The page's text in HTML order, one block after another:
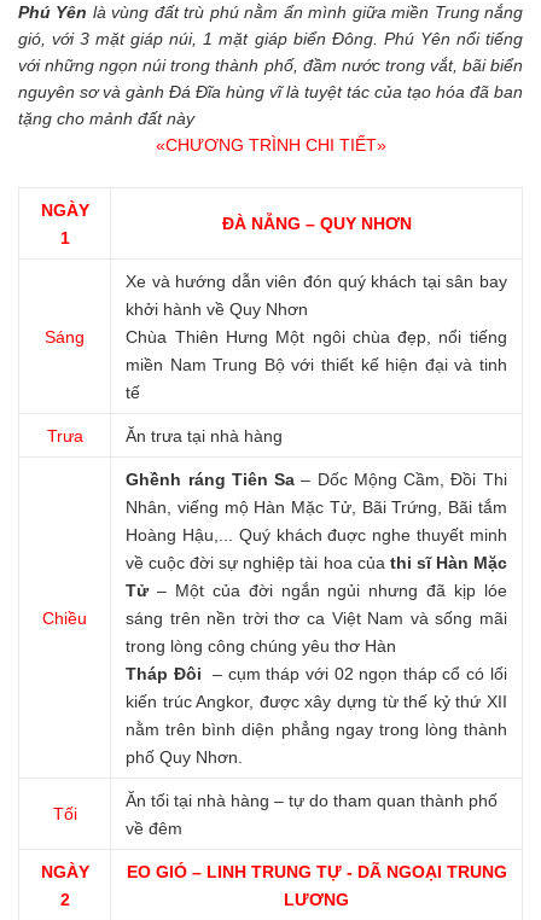
Phú Yên là vùng đất trù phú nằm ẩn mình giữa miền Trung nắng
gió, với 3 mặt giáp núi, 1 mặt giáp biển Đông. Phú Yên nổi tiếng
với những ngọn núi trong thành phố, đầm nước trong vắt, bãi biển
nguyên sơ và gành Đá Đĩa hùng vĩ là tuyệt tác của tạo hóa đã ban
tặng cho mảnh đất này
«CHƯƠNG TRÌNH CHI TIẾT»
NGÀY
1
ĐÀ NẴNG – QUY NHƠN
Sáng
Xe và hướng dẫn viên đón quý khách tại sân bay
khởi hành về Quy Nhơn
Chùa Thiên Hưng Một ngôi chùa đẹp, nổi tiếng
miền Nam Trung Bộ với thiết kế hiện đại và tinh
tế
Trưa Ăn trưa tại nhà hàng
Chiều
Ghềnh ráng Tiên Sa – Dốc Mộng Cầm, Đồi Thi
Nhân, viếng mộ Hàn Mặc Tử, Bãi Trứng, Bãi tắm
Hoàng Hậu,... Quý khách đuợc nghe thuyết minh
về cuộc đời sự nghiệp tài hoa của thi sĩ Hàn Mặc
Tử– Một của đời ngắn ngủi nhưng đã kịp lóe
sáng trên nền trời thơ ca Việt Nam và sống mãi
trong lòng công chúng yêu thơ Hàn
Tháp Đôi – cụm tháp với 02 ngọn tháp cổ có lối
kiến trúc Angkor, được xây dựng từ thế kỷ thứ XII
nằm trên bình diện phẳng ngay trong lòng thành
phố Quy Nhơn.
Tối
Ăn tối tại nhà hàng – tự do tham quan thành phố
về đêm
NGÀY
2
EO GIÓ – LINH TRUNG TỰ - DÃ NGOẠI TRUNG
LƯƠNG